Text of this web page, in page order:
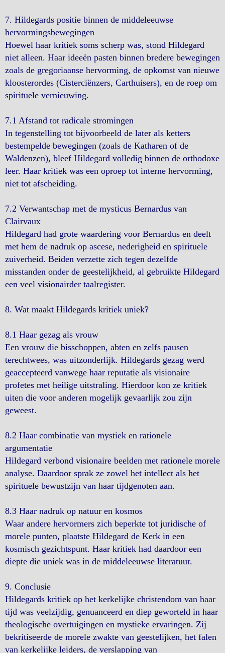
7. Hildegards positie binnen de middeleeuwse
hervormingsbewegingen
Hoewel haar kritiek soms scherp was, stond Hildegard
niet alleen. Haar ideeën pasten binnen bredere bewegingen
zoals de gregoriaanse hervorming, de opkomst van nieuwe
kloosterordes (Cisterciënzers, Carthuisers), en de roep om
spirituele vernieuwing.
7.1 Afstand tot radicale stromingen
In tegenstelling tot bijvoorbeeld de later als ketters
bestempelde bewegingen (zoals de Katharen of de
Waldenzen), bleef Hildegard volledig binnen de orthodoxe
leer. Haar kritiek was een oproep tot interne hervorming,
niet tot afscheiding.
7.2 Verwantschap met de mysticus Bernardus van
Clairvaux
Hildegard had grote waardering voor Bernardus en deelt
met hem de nadruk op ascese, nederigheid en spirituele
zuiverheid. Beiden verzette zich tegen dezelfde
misstanden onder de geestelijkheid, al gebruikte Hildegard
een veel visionairder taalregister.
8. Wat maakt Hildegards kritiek uniek?
8.1 Haar gezag als vrouw
Een vrouw die bisschoppen, abten en zelfs pausen
terechtwees, was uitzonderlijk. Hildegards gezag werd
geaccepteerd vanwege haar reputatie als visionaire
profetes met heilige uitstraling. Hierdoor kon ze kritiek
uiten die voor anderen mogelijk gevaarlijk zou zijn
geweest.
8.2 Haar combinatie van mystiek en rationele
argumentatie
Hildegard verbond visionaire beelden met rationele morele
analyse. Daardoor sprak ze zowel het intellect als het
spirituele bewustzijn van haar tijdgenoten aan.
8.3 Haar nadruk op natuur en kosmos
Waar andere hervormers zich beperkte tot juridische of
morele punten, plaatste Hildegard de Kerk in een
kosmisch gezichtspunt. Haar kritiek had daardoor een
diepte die uniek was in de middeleeuwse literatuur.
9. Conclusie
Hildegards kritiek op het kerkelijke christendom van haar
tijd was veelzijdig, genuanceerd en diep geworteld in haar
theologische overtuigingen en mystieke ervaringen. Zij
bekritiseerde de morele zwakte van geestelijken, het falen
van kerkelijke leiders, de verslapping van